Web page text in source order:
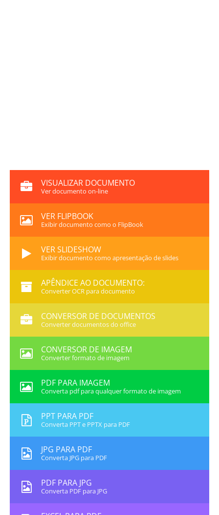
VISUALIZAR DOCUMENTO
Ver documento on-line
VER FLIPBOOK
Exibir documento como o FlipBook
VER SLIDESHOW
Exibir documento como apresentação de slides
APÊNDICE AO DOCUMENTO:
Converter OCR para documento
CONVERSOR DE DOCUMENTOS
Converter documentos do office
CONVERSOR DE IMAGEM
Converter formato de imagem
PDF PARA IMAGEM
Converta pdf para qualquer formato de imagem
PPT PARA PDF
Converta PPT e PPTX para PDF
JPG PARA PDF
Converta JPG para PDF
PDF PARA JPG
Converta PDF para JPG